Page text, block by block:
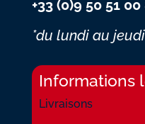
+33 (0)9 50 51 00
*du lundi au jeudi
Informations
Livraisons